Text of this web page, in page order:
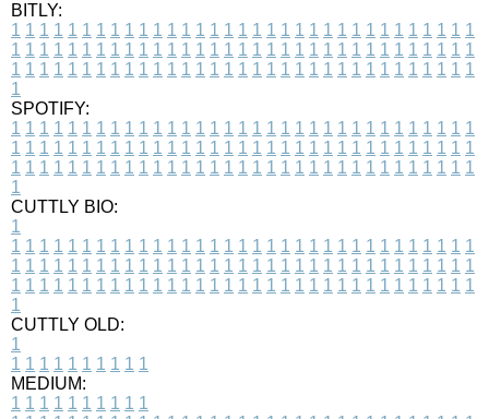
BITLY:
1 1 1 1 1 1 1 1 1 1 1 1 1 1 1 1 1 1 1 1 1 1 1 1 1 1 1 1 1 1 1 1 1
1 1 1 1 1 1 1 1 1 1 1 1 1 1 1 1 1 1 1 1 1 1 1 1 1 1 1 1 1 1 1 1 1
1 1 1 1 1 1 1 1 1 1 1 1 1 1 1 1 1 1 1 1 1 1 1 1 1 1 1 1 1 1 1 1 1
1
SPOTIFY:
1 1 1 1 1 1 1 1 1 1 1 1 1 1 1 1 1 1 1 1 1 1 1 1 1 1 1 1 1 1 1 1 1
1 1 1 1 1 1 1 1 1 1 1 1 1 1 1 1 1 1 1 1 1 1 1 1 1 1 1 1 1 1 1 1 1
1 1 1 1 1 1 1 1 1 1 1 1 1 1 1 1 1 1 1 1 1 1 1 1 1 1 1 1 1 1 1 1 1
1
CUTTLY BIO:
1
1 1 1 1 1 1 1 1 1 1 1 1 1 1 1 1 1 1 1 1 1 1 1 1 1 1 1 1 1 1 1 1 1
1 1 1 1 1 1 1 1 1 1 1 1 1 1 1 1 1 1 1 1 1 1 1 1 1 1 1 1 1 1 1 1 1
1 1 1 1 1 1 1 1 1 1 1 1 1 1 1 1 1 1 1 1 1 1 1 1 1 1 1 1 1 1 1 1 1
1
CUTTLY OLD:
1
1 1 1 1 1 1 1 1 1 1
MEDIUM:
1 1 1 1 1 1 1 1 1 1